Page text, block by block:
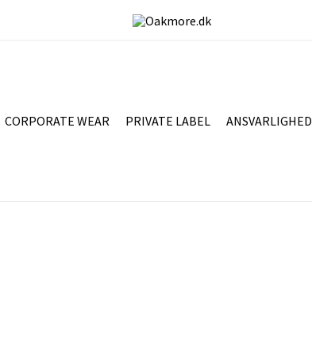
CORPORATE WEAR PRIVATE LABEL ANSVARLIGHED